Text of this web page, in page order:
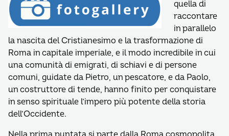
quella di
raccontare
in parallelo
la nascita del Cristianesimo e la trasformazione di
Roma in capitale imperiale, e il modo incredibile in cui
una comunità di emigrati, di schiavi e di persone
comuni, guidate da Pietro, un pescatore, e da Paolo,
un costruttore di tende, hanno finito per conquistare
in senso spirituale l’impero più potente della storia
dell’Occidente.